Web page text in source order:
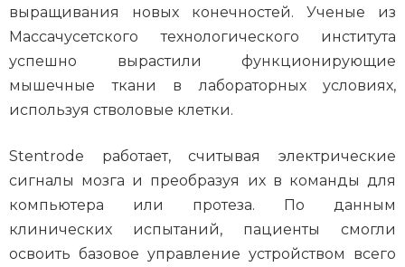
выращивания новых конечностей. Ученые из
Массачусетского технологического института
успешно вырастили функционирующие
мышечные ткани в лабораторных условиях,
используя стволовые клетки.
Stentrode работает, считывая электрические
сигналы мозга и преобразуя их в команды для
компьютера или протеза. По данным
клинических испытаний, пациенты смогли
освоить базовое управление устройством всего